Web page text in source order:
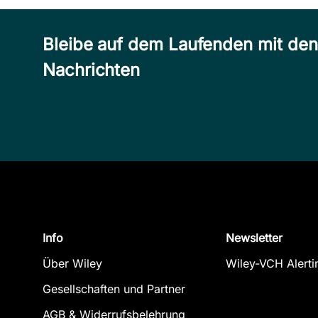
Bleibe auf dem Laufenden mit
Nachrichten
Info
Über Wiley
Gesellschaften und Partner
AGB & Widerrufsbelehrung
Newsletter
Wiley-VCH